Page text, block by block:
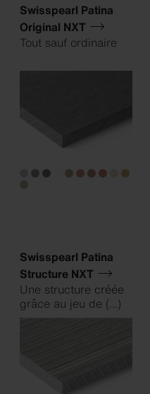
Swisspearl Patina
Original NXT
Tout sauf ordinaire
Swisspearl Patina
Structure NXT
Une structure créée
grâce au jeu de (...)